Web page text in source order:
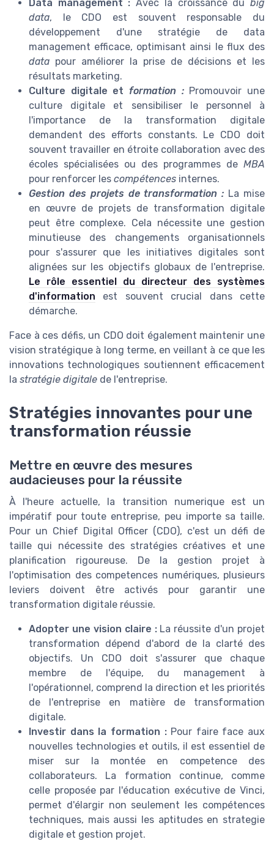
Data management : Avec la croissance dubig
data, le CDO est souvent responsable du
développement d'une stratégie de data
management efficace, optimisant ainsi le flux des
data pour améliorer la prise de décisions et les
résultats marketing.
Culture digitale et formation :Promouvoir une
culture digitale et sensibiliser le personnel à
l'importance de la transformation digitale
demandent des efforts constants. Le CDO doit
souvent travailler en étroite collaboration avec des
écoles spécialisées ou des programmes de MBA
pour renforcer les compétences internes.
Gestion des projets de transformation : La mise
en œuvre de projets de transformation digitale
peut être complexe. Cela nécessite une gestion
minutieuse des changements organisationnels
pour s'assurer que les initiatives digitales sont
alignées sur les objectifs globaux de l'entreprise.
Le rôle essentiel du directeur des systèmes
d'information est souvent crucial dans cette
démarche.
Face à ces défis, un CDO doit également maintenir une
vision stratégique à long terme, en veillant à ce que les
innovations technologiques soutiennent efficacement
la stratégie digitale de l'entreprise.
Stratégies innovantes pour une
transformation réussie
Mettre en œuvre des mesures
audacieuses pour la réussite
À l'heure actuelle, la transition numerique est un
impératif pour toute entreprise, peu importe sa taille.
Pour un Chief Digital Officer (CDO), c'est un défi de
taille qui nécessite des stratégies créatives et une
planification rigoureuse. De la gestion projet à
l'optimisation des competences numériques, plusieurs
leviers doivent être activés pour garantir une
transformation digitale réussie.
Adopter une vision claire :La réussite d'un projet
transformation dépend d'abord de la clarté des
objectifs. Un CDO doit s'assurer que chaque
membre de l'équipe, du management à
l'opérationnel, comprend la direction et les priorités
de l'entreprise en matière de transformation
digitale.
Investir dans la formation :Pour faire face aux
nouvelles technologies et outils, il est essentiel de
miser sur la montée en competence des
collaborateurs. La formation continue, comme
celle proposée par l'éducation exécutive de Vinci,
permet d'élargir non seulement les compétences
techniques, mais aussi les aptitudes en strategie
digitale et gestion projet.